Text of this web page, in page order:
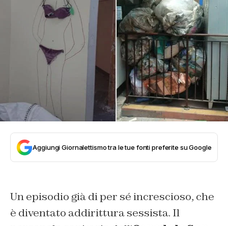
Aggiungi Giornalettismo tra le tue fonti preferite su Google
Un episodio già di per sé increscioso, che
è diventato addirittura sessista. Il